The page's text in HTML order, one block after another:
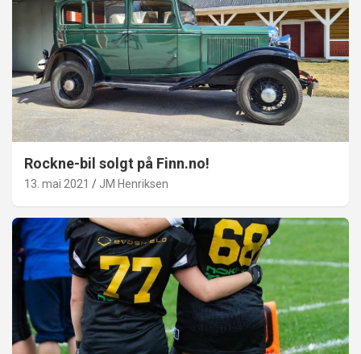
Rockne-bil solgt på Finn.no!
13. mai 2021 JM Henriksen